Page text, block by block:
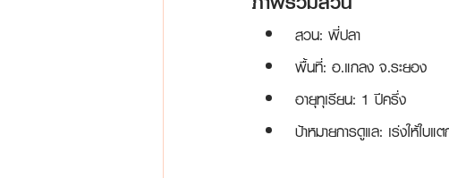
สวน: พี่ปลา
พื้นที่: อ.แกลง จ.ระยอง
อายุทุเรียน: 1 ปีครึ่ง
ป้าหมายการดูแล: เร่งให้ใ